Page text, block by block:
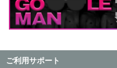
ご利用サポート